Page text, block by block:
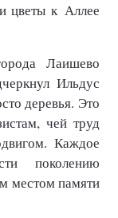
цветы к Аллее
Лаишево
Ильдус
деревья. Это
чей труд
Каждое
поколению
местом памяти